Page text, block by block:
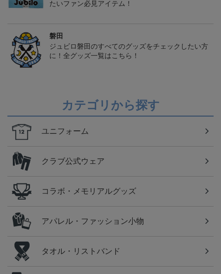
たいファン必見アイテム！
磐田
ジュビロ磐田のすべてのグッズをチェックしたい方
に！全グッズ一覧はこちら！
カテゴリから探す
ユニフォーム
クラブ公式ウェア
コラボ・メモリアルグッズ
アパレル・ファッション小物
タオル・リストバンド